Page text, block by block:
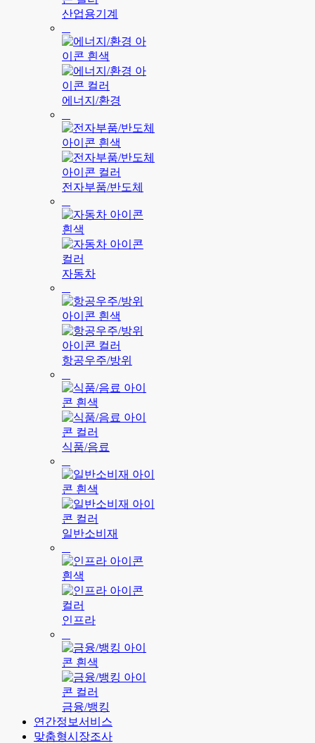
산업용기계
에너지/환경
전자부품/반도체
자동차
항공우주/방위
식품/음료
일반소비재
인프라
금융/뱅킹
연간정보서비스
맞춤형시장조사